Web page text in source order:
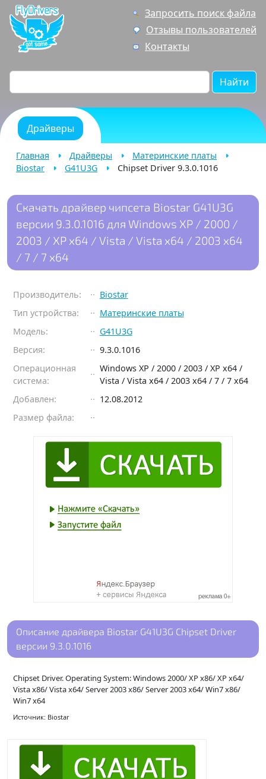
Запросить поиск файла
Отзывы пользователей
Контакты
Найти
Драйверы
Главная Драйверы
Материнские платы
Biostar
G41U3G Chipset Driver 9.3.0.1016
Скачать драйвер чипсета Biostar G41U3G
версии 9.3.0.1016 для Windows XP / 2000 /
2003 / XP x64 / Vista / Vista x64 / 2003 x64
/ 7 / 7 x64
Производитель:
Biostar
Тип устройства:
Материнские платы
Модель:
G41U3G
Версия:
9.3.0.1016
Операционная
система:
Windows XP / 2000 / 2003 / XP x64 /
Vista / Vista x64 / 2003 x64 / 7 / 7 x64
Добавлен:
12.08.2012
Размер файла:
Описание драйвера Biostar G41U3G Chipset Driver
версии 9.3.0.1016
Chipset Driver. Operating System: Windows 2000/ XP x86/ XP x64/
Vista x86/ Vista x64/ Server 2003 x86/ Server 2003 x64/ Win7 x86/
Win7 x64
Источник: Biostar